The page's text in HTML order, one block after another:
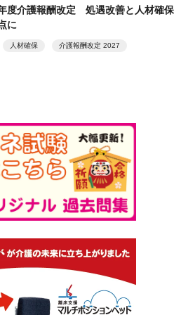
度介護報酬改定 処遇改善と人材確保
に
人材確保 介護報酬改定 2027